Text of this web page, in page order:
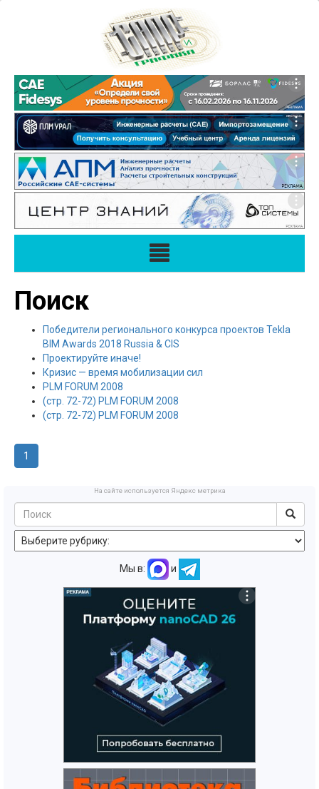
Поиск
Победители регионального конкурса проектов Tekla
BIM Awards 2018 Russia & CIS
Проектируйте иначе!
Кризис — время мобилизации сил
PLM FORUM 2008
(стр. 72-72) PLM FORUM 2008
(стр. 72-72) PLM FORUM 2008
1
На сайте используется Яндекс метрика
Мы в: и